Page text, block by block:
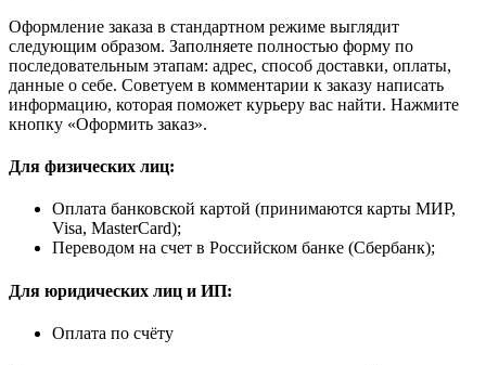
Оформление заказа в стандартном режиме выглядит
следующим образом. Заполняете полностью форму по
последовательным этапам: адрес, способ доставки, оплаты,
данные о себе. Советуем в комментарии к заказу написать
информацию, которая поможет курьеру вас найти. Нажмите
кнопку «Оформить заказ».
Для физических лиц:
Оплата банковской картой (принимаются карты МИР,
Visa, MasterCard);
Переводом на счет в Российском банке (Сбербанк);
Для юридических лиц и ИП:
Оплата по счёту